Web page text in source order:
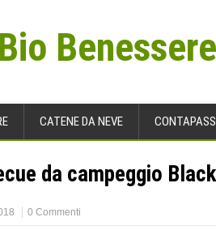
Benessere
CATENE DA NEVE
da campeggio
0 Commenti